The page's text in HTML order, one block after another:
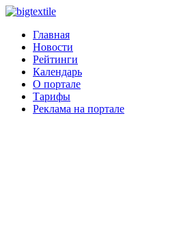
Главная
Новости
Рейтинги
Календарь
О портале
Тарифы
Реклама на портале